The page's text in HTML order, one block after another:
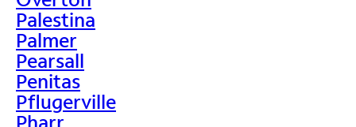
Palestina
Palmer
Pearsall
Penitas
Pflugerville
Pharr